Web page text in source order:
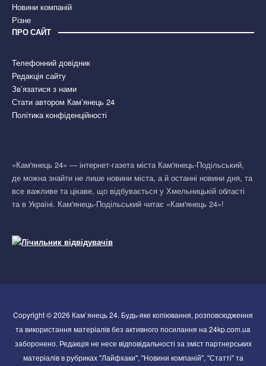
Новини компаній
Різне
ПРО САЙТ
Телефонний довідник
Редакція сайту
Зв’язатися з нами
Стати автором Кам’янець 24
Політика конфіденційності
«Кам'янець 24» — інтернет-газета міста Кам'янець-Подільський,
де можна знайти не лише новини міста, а й останні новини дня, та
все важливе та цікаве, що відбувається у Хмельницькій області
та в Україні. Кам'янець-Подільський читає «Кам'янець 24»!
Copyright © 2026 Кам`янець 24. Будь-яке копіювання, розповсюдження
та використання матеріалів без активного посилання на 24kp.com.ua
заборонено. Редакція не несе відповідальності за зміст партнерських
матеріалів в рубриках "Лайфхаки", "Новини компаній", "Статті" та